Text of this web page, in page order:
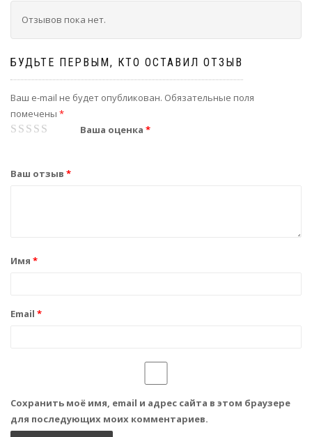
Отзывов пока нет.
БУДЬТЕ ПЕРВЫМ, КТО ОСТАВИЛ ОТЗЫВ
Ваш e-mail не будет опубликован. Обязательные поля
помечены *
Ваша оценка *
1
2
3
4
5
Ваш отзыв *
Имя *
Email *
Сохранить моё имя, email и адрес сайта в этом браузере
для последующих моих комментариев.